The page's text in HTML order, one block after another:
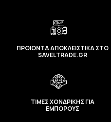
ΠΡΟΙΟΝΤΑ ΑΠΟΚΛΕΙΣΤΙΚΑ ΣΤΟ
SAVELTRADE.GR
ΤΙΜΕΣ ΧΟΝΔΡΙΚΗΣ ΓΙΑ
ΕΜΠΟΡΟΥΣ